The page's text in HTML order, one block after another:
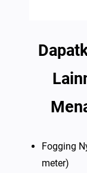
Fogging
meter)